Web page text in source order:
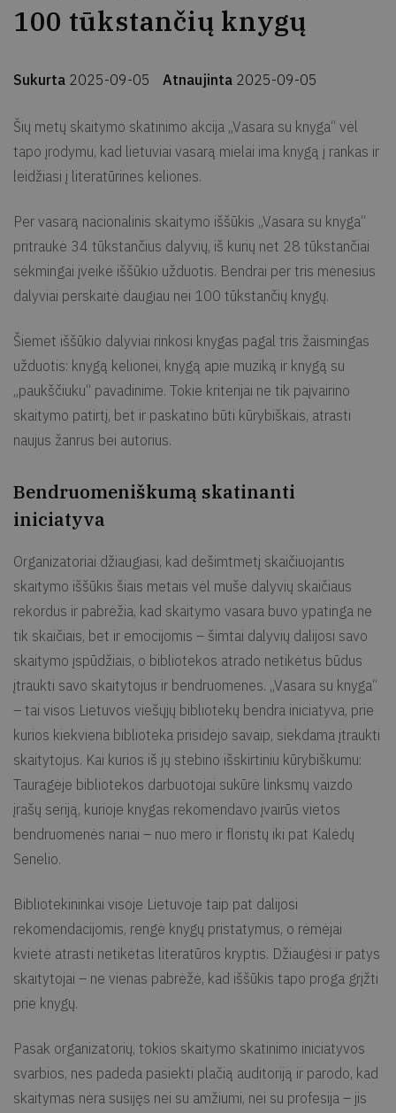
100 tūkstančių knygų
Sukurta 2025-09-05 Atnaujinta 2025-09-05
Šių metų skaitymo skatinimo akcija „Vasara su knyga“ vėl
tapo įrodymu, kad lietuviai vasarą mielai ima knygą į rankas ir
leidžiasi į literatūrines keliones.
Per vasarą nacionalinis skaitymo iššūkis „Vasara su knyga“
pritraukė 34 tūkstančius dalyvių, iš kurių net 28 tūkstančiai
sėkmingai įveikė iššūkio užduotis. Bendrai per tris mėnesius
dalyviai perskaitė daugiau nei 100 tūkstančių knygų.
Šiemet iššūkio dalyviai rinkosi knygas pagal tris žaismingas
užduotis: knygą kelionei, knygą apie muziką ir knygą su
„paukščiuku“ pavadinime. Tokie kriterijai ne tik paįvairino
skaitymo patirtį, bet ir paskatino būti kūrybiškais, atrasti
naujus žanrus bei autorius.
Bendruomeniškumą skatinanti
iniciatyva
Organizatoriai džiaugiasi, kad dešimtmetį skaičiuojantis
skaitymo iššūkis šiais metais vėl mušė dalyvių skaičiaus
rekordus ir pabrėžia, kad skaitymo vasara buvo ypatinga ne
tik skaičiais, bet ir emocijomis – šimtai dalyvių dalijosi savo
skaitymo įspūdžiais, o bibliotekos atrado netikėtus būdus
įtraukti savo skaitytojus ir bendruomenes. „Vasara su knyga“
– tai visos Lietuvos viešųjų bibliotekų bendra iniciatyva, prie
kurios kiekviena biblioteka prisidėjo savaip, siekdama įtraukti
skaitytojus. Kai kurios iš jų stebino išskirtiniu kūrybiškumu:
Tauragėje bibliotekos darbuotojai sukūrė linksmų vaizdo
įrašų seriją, kurioje knygas rekomendavo įvairūs vietos
bendruomenės nariai – nuo mero ir floristų iki pat Kalėdų
Senelio.
Bibliotekininkai visoje Lietuvoje taip pat dalijosi
rekomendacijomis, rengė knygų pristatymus, o rėmėjai
kvietė atrasti netikėtas literatūros kryptis. Džiaugėsi ir patys
skaitytojai – ne vienas pabrėžė, kad iššūkis tapo proga grįžti
prie knygų.
Pasak organizatorių, tokios skaitymo skatinimo iniciatyvos
svarbios, nes padeda pasiekti plačią auditoriją ir parodo, kad
skaitymas nėra susijęs nei su amžiumi, nei su profesija – jis